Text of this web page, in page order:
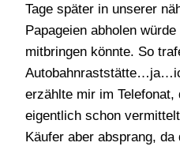
Tage später in unserer
Papageien abholen
mitbringen könnte. So
erzählte mir im Telefonat,
eigentlich schon
Käufer aber absprang, da